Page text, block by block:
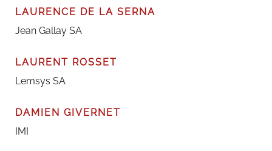
LAURENCE DE LA SERNA
Jean Gallay SA
LAURENT ROSSET
Lemsys SA
DAMIEN GIVERNET
IMI